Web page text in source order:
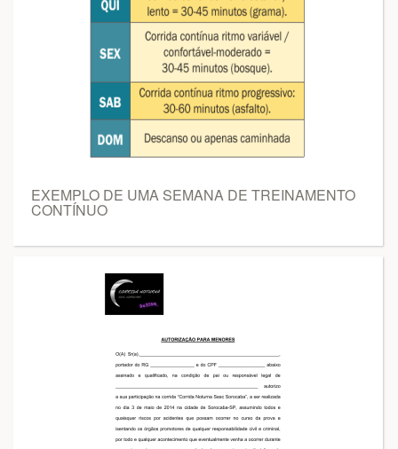
EXEMPLO DE UMA SEMANA DE TREINAMENTO
CONTÍNUO